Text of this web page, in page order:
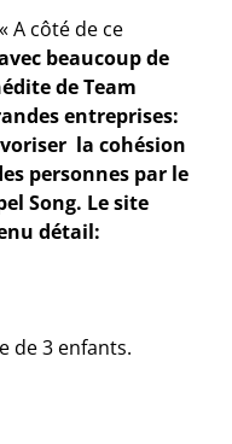
A côté de ce
beaucoup de
de Team
entreprises:
la cohésion
personnes par le
Song. Le site
détail:
de 3 enfants.